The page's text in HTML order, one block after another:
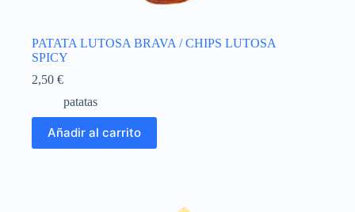
PATATA LUTOSA BRAVA / CHIPS LUTOSA
SPICY
2,50 €
patatas
Añadir al carrito